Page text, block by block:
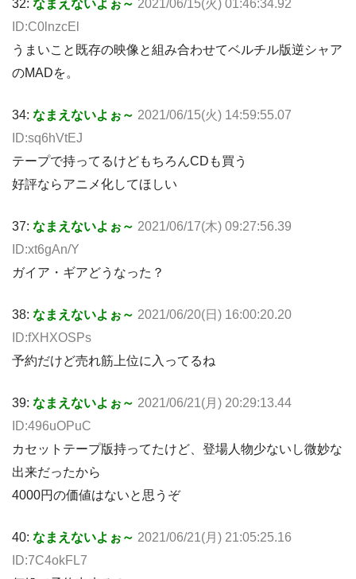
32: なまえないよぉ～ 2021/06/15(火) 01:46:34.92
ID:C0lnzcEl
うまいこと既存の映像と組み合わせてベルチル版逆シャア
のMADを。
34: なまえないよぉ～ 2021/06/15(火) 14:59:55.07
ID:sq6hVtEJ
テープで持ってるけどもちろんCDも買う
好評ならアニメ化してほしい
37: なまえないよぉ～ 2021/06/17(木) 09:27:56.39
ID:xt6gAn/Y
ガイア・ギアどうなった？
38: なまえないよぉ～ 2021/06/20(日) 16:00:20.20
ID:fXHXOSPs
予約だけど売れ筋上位に入ってるね
39: なまえないよぉ～ 2021/06/21(月) 20:29:13.44
ID:496uOPuC
カセットテープ版持ってたけど、登場人物少ないし微妙な
出来だったから
4000円の価値はないと思うぞ
40: なまえないよぉ～ 2021/06/21(月) 21:05:25.16
ID:7C4okFL7